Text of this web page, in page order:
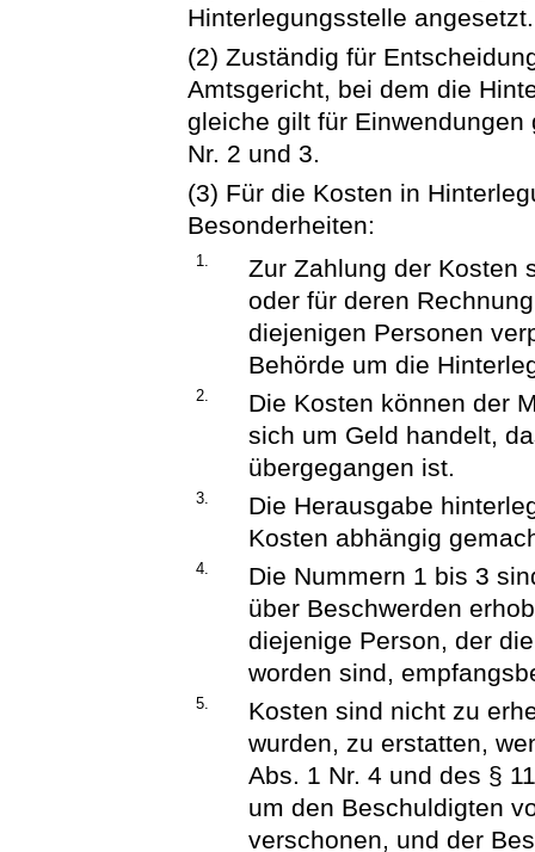
Hinterlegungsstelle angesetzt.
(2) Zuständig für
Amtsgericht, bei dem die
gleiche gilt für
Nr. 2 und 3.
(3) Für die Kosten in
Besonderheiten:
1.
Zur Zahlung der Kosten
oder für deren
diejenigen Personen
Behörde um die
2.
Die Kosten können der
sich um Geld handelt,
übergegangen ist.
3.
Die Herausgabe
Kosten abhängig
4.
Die Nummern 1 bis 3
über Beschwerden
diejenige Person, der
worden sind,
5.
Kosten sind nicht zu
wurden, zu erstatten,
Abs. 1 Nr. 4 und des §
um den Beschuldigten
verschonen, und der